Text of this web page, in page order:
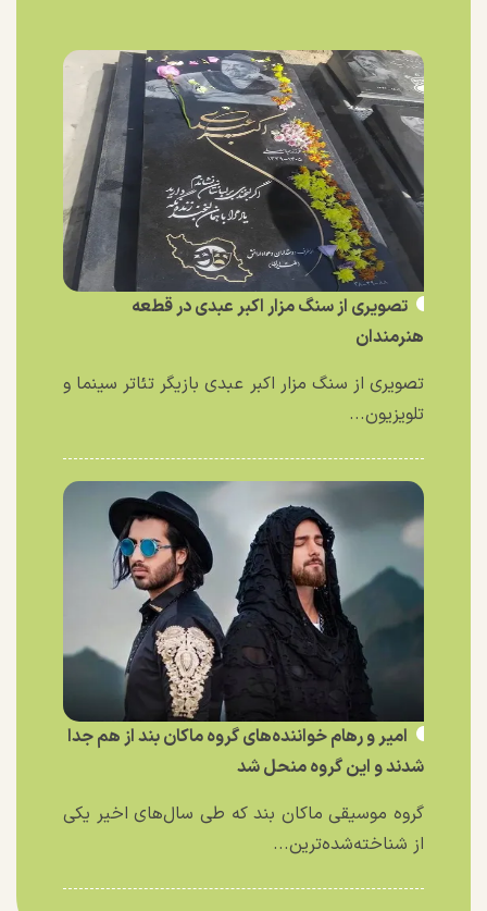
تصویری از سنگ مزار اکبر عبدی در قطعه
هنرمندان
تصویری از سنگ مزار اکبر عبدی بازیگر تئاتر سینما و
تلویزیون...
امیر و رهام خواننده‌های گروه ماکان بند از هم جدا
شدند و این گروه منحل شد
گروه موسیقی ماکان بند که طی سال‌های اخیر یکی
از شناخته‌شده‌ترین...